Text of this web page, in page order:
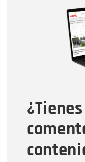
Correo
Tipo de
Mensaje